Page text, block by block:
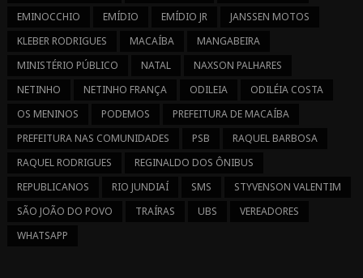
EMINOCCHIO
EMÍDIO EMÍDIO JR
JANSSEN MOTOS
KLEBER RODRIGUES
MACAÍBA
MANGABEIRA
MINISTÉRIO PÚBLICO
NATAL
NAXSON PALHARES
NETINHO
NETINHO FRANÇA ODILEIA
ODILÉIA COSTA
OS MENINOS
PODEMOS
PREFEITURA DE MACAÍBA
PREFEITURA NAS COMUNIDADES
PSB
RAQUEL BARBOSA
RAQUEL RODRIGUES
REGINALDO DOS ÔNIBUS
REPUBLICANOS
RIO JUNDIAÍ SMS
STYVENSON VALENTIM
SÃO JOÃO DO POVO
TRAÍRAS UBS
VEREADORES
WHATSAPP